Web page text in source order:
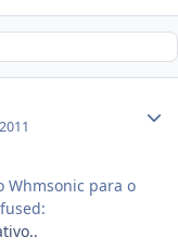
Whmsonic para o